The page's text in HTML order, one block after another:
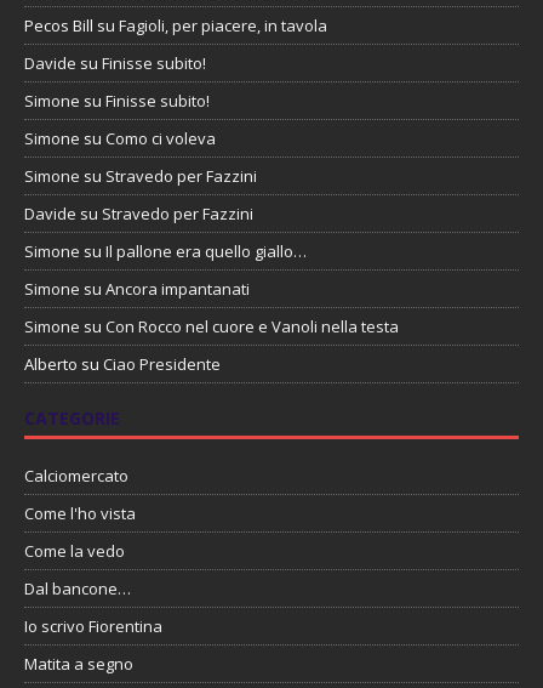
Pecos Bill su Fagioli, per piacere, in tavola
Davide su Finisse subito!
Simone su Finisse subito!
Simone su Como ci voleva
Simone su Stravedo per Fazzini
Davide su Stravedo per Fazzini
Simone su Il pallone era quello giallo…
Simone su Ancora impantanati
Simone su Con Rocco nel cuore e Vanoli nella testa
Alberto su Ciao Presidente
CATEGORIE
Calciomercato
Come l'ho vista
Come la vedo
Dal bancone…
Io scrivo Fiorentina
Matita a segno